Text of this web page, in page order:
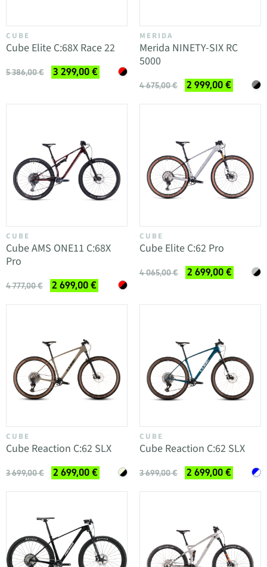
CUBE
Cube Elite C:68X Race 22
5 386,00 € 3 299,00 €
MERIDA
Merida NINETY-SIX RC
5000
4 675,00 € 2 999,00 €
CUBE
Cube AMS ONE11 C:68X
Pro
4 777,00 € 2 699,00 €
CUBE
Cube Elite C:62 Pro
4 065,00 € 2 699,00 €
CUBE
Cube Reaction C:62 SLX
3 699,00 € 2 699,00 €
CUBE
Cube Reaction C:62 SLX
3 699,00 € 2 699,00 €